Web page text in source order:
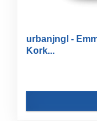
urbanjngl -
Kork...